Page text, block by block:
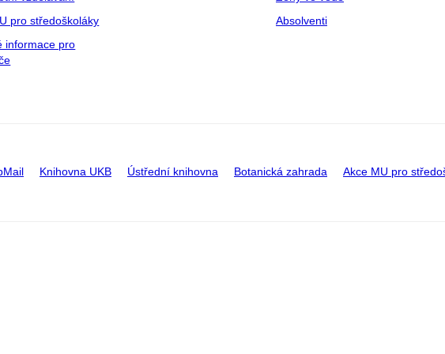
pro středoškoláky
informace pro
Absolventi
Knihovna UKB Ústřední knihovna Botanická zahrada Akce MU pro